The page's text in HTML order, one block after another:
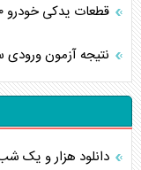
قطعات یدکی خودرو ۷۰ تا ۸۰ درصد گران شد
نتیجه آزمون ورودی سمپاد
دانلود هزار و یک